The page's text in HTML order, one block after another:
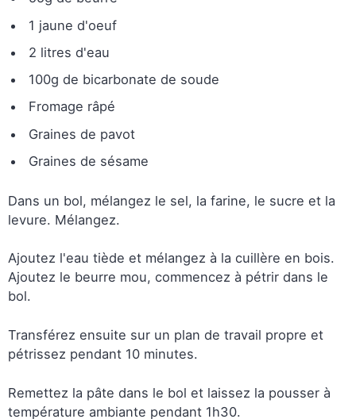
1 jaune d'oeuf
2 litres d'eau
100g de bicarbonate de soude
Fromage râpé
Graines de pavot
Graines de sésame
Dans un bol, mélangez le sel, la farine, le sucre et la
levure. Mélangez.
Ajoutez l'eau tiède et mélangez à la cuillère en bois.
Ajoutez le beurre mou, commencez à pétrir dans le
bol.
Transférez ensuite sur un plan de travail propre et
pétrissez pendant 10 minutes.
Remettez la pâte dans le bol et laissez la pousser à
température ambiante pendant 1h30.